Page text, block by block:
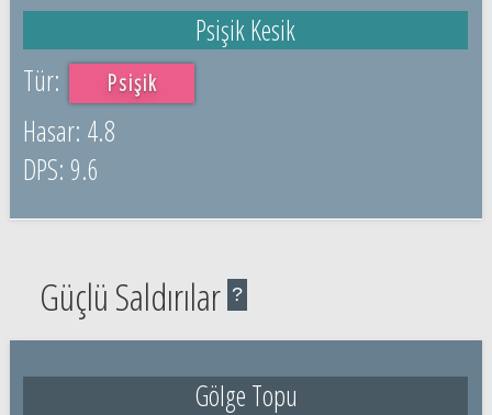
Psişik Kesik
Psişik
4.8
9.6
Güçlü Saldırılar ?
Gölge Topu